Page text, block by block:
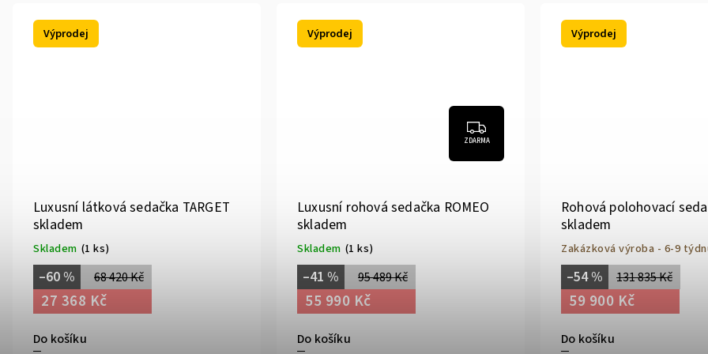
Výprodej
Luxusní látková sedačka TARGET
skladem
Skladem (1 ks)
68 420 Kč
–60 %
27 368 Kč
Do košíku
Výprodej
ZDARMA
Luxusní rohová sedačka ROMEO
skladem
Skladem (1 ks)
95 489 Kč
–41 %
55 990 Kč
Do košíku
Výprodej
Rohová polohovací
skladem
Zakázková výroba - 6-9
131 835 Kč
–54 %
59 900 Kč
Do košíku